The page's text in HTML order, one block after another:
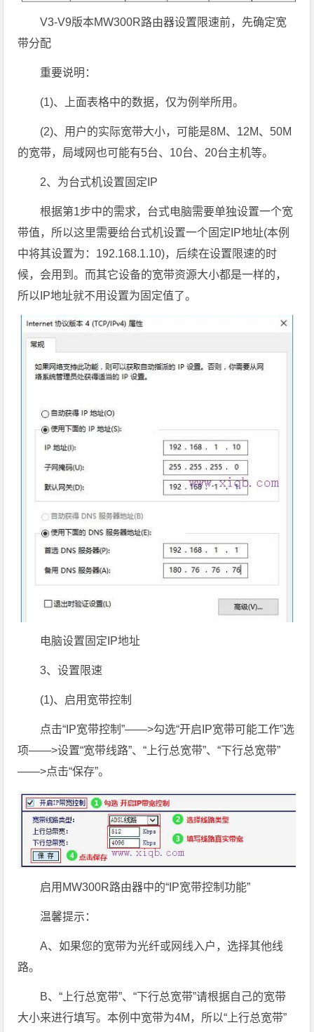
V3-V9版本MW300R路由器设置限速前，先确定宽
带分配
重要说明：
(1)、上面表格中的数据，仅为例举所用。
(2)、用户的实际宽带大小，可能是8M、12M、50M
的宽带，局域网也可能有5台、10台、20台主机等。
2、为台式机设置固定IP
根据第1步中的需求，台式电脑需要单独设置一个宽
带值，所以这里需要给台式机设置一个固定IP地址(本例
中将其设置为：192.168.1.10)，后续在设置限速的时
候，会用到。而其它设备的宽带资源大小都是一样的，
所以IP地址就不用设置为固定值了。
电脑设置固定IP地址
3、设置限速
(1)、启用宽带控制
点击“IP宽带控制”——>勾选“开启IP宽带可能工作”选
项——>设置“宽带线路”、“上行总宽带”、“下行总宽带”
——>点击“保存”。
启用MW300R路由器中的“IP宽带控制功能”
温馨提示：
A、如果您的宽带为光纤或网线入户，选择其他线
路。
B、“上行总宽带”、“下行总宽带”请根据自己的宽带
大小来进行填写。本例中宽带为4M，所以“上行总宽带”